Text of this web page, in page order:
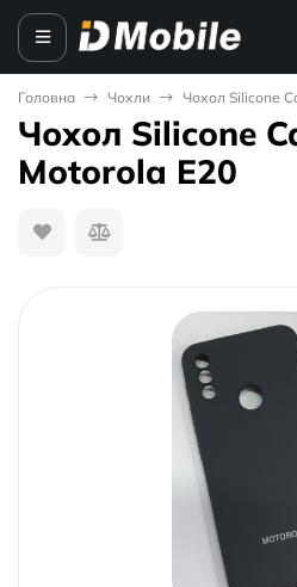
Головна Чохли Чохол Silicone
Чохол Silicone
Motorola E20